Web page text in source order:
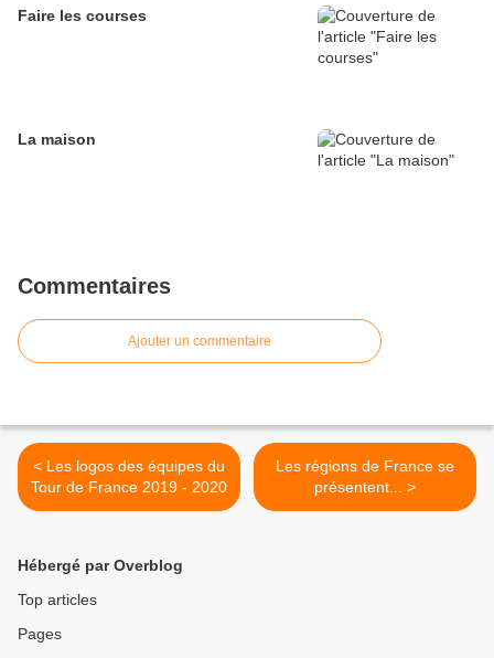
Faire les courses
La maison
Commentaires
Ajouter un commentaire
< Les logos des équipes du
Tour de France 2019 - 2020
Les régions de France se
présentent... >
Hébergé par Overblog
Top articles
Pages